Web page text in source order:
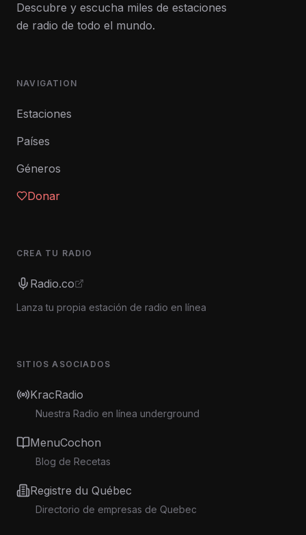
Descubre y escucha miles de estaciones
de radio de todo el mundo.
NAVIGATION
Estaciones
Países
Géneros
Donar
CREA TU RADIO
Radio.co
Lanza tu propia estación de radio en línea
SITIOS ASOCIADOS
KracRadio
Nuestra Radio en línea underground
MenuCochon
Blog de Recetas
Registre du Québec
Directorio de empresas de Quebec